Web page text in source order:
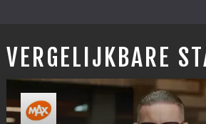
VERGELIJKBARE